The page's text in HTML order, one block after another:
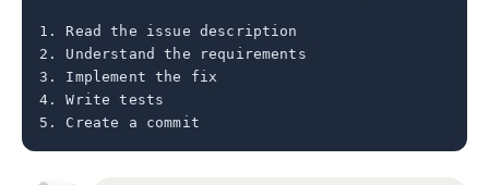
1. Read the issue description
2. Understand the requirements
3. Implement the fix
4. Write tests
5. Create a commit